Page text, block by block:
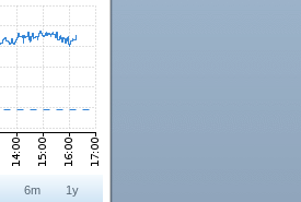
6m 1y